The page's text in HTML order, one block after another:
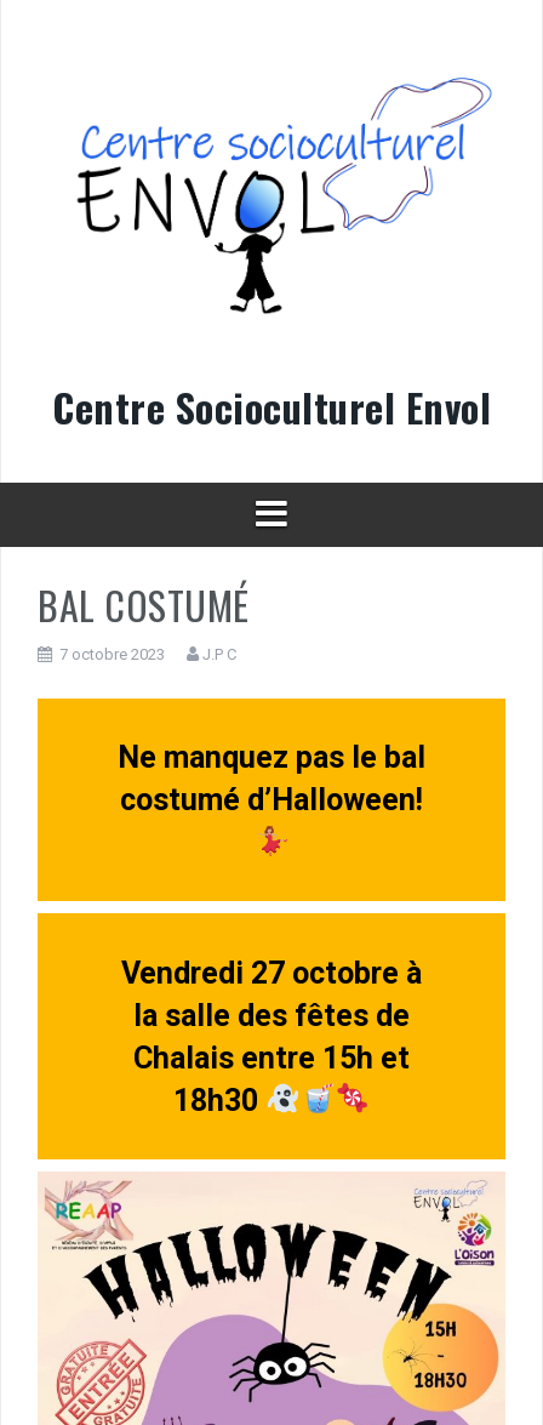
Centre Socioculturel Envol
BAL COSTUMÉ
7 octobre 2023 J.P C
Ne manquez pas le bal
costumé d’Halloween!
Vendredi 27 octobre à
la salle des fêtes de
Chalais entre 15h et
18h30